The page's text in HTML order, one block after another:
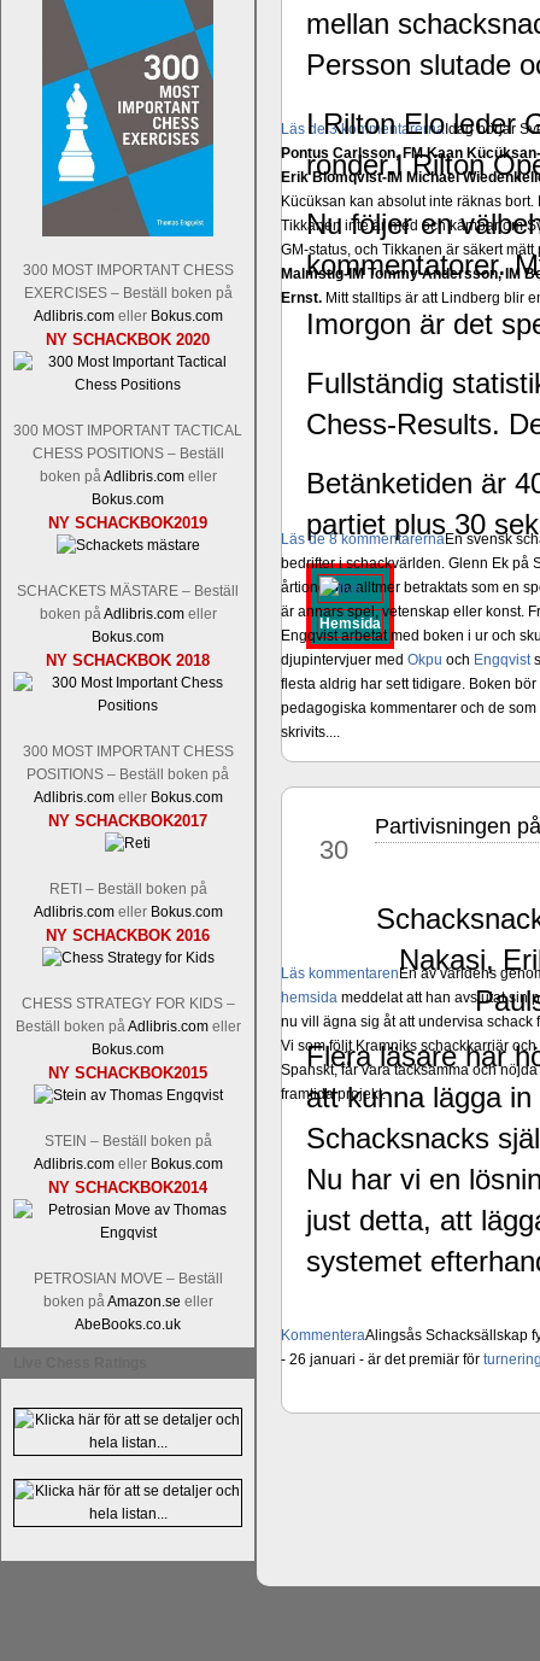
300 MOST IMPORTANT CHESS
EXERCISES – Beställ boken på
Adlibris.comeller Bokus.com
NY SCHACKBOK 2020
300 MOST IMPORTANT TACTICAL
CHESS POSITIONS – Beställ
boken påAdlibris.comeller
Bokus.com
NY SCHACKBOK2019
SCHACKETS MÄSTARE – Beställ
boken påAdlibris.comeller
Bokus.com
NY SCHACKBOK 2018
300 MOST IMPORTANT CHESS
POSITIONS – Beställ boken på
Adlibris.comeller Bokus.com
NY SCHACKBOK2017
RETI – Beställ boken på
Adlibris.comeller Bokus.com
NY SCHACKBOK 2016
CHESS STRATEGY FOR KIDS –
Beställ boken påAdlibris.comeller
Bokus.com
NY SCHACKBOK2015
STEIN – Beställ boken på
Adlibris.comeller Bokus.com
NY SCHACKBOK2014
PETROSIAN MOVE – Beställ
boken påAmazon.se eller
AbeBooks.co.uk
Läs de 3 kommentarerna Idag börjar
Pontus Carlsson, FM Kaan
Erik Blomqvist-IM Michael
Kücüksan kan absolut inte räknas
Tikkanen inte är med och kämpar om
GM-status, och Tikkanen är säkert
Malmstig-IM Tommy Andersson, IM
Ernst. Mitt stalltips är att Lindberg blir
Läs de 8 kommentarernaEn svensk
bedrifter i schackvärlden. Glenn Ek på
årtiondena alltmer betraktats som en
är annars spel, vetenskap eller konst.
Engqvist arbetat med boken i ur och
djupintervjuer med Okpu och Engqvist
flesta aldrig har sett tidigare. Boken
pedagogiska kommentarer och de
skrivits....
Läs kommentaren En av världens
hemsida meddelat att han avslutat sin
nu vill ägna sig åt att undervisa
Vi som följt Kramniks schackkarriär
Spanskt, får vara tacksamma och
framtida projekt.
KommenteraAlingsås Schacksällskap
- 26 januari - är det premiär för
mellan
Persson slutade
I Rilton Elo leder
ronder.I Rilton
Nu följer en
kommentatorer.
Imorgon är det
Fullständig
Chess-Results.
Betänketiden är
partiet plus 30
Hemsida
30
Partivisningen
Nakasi,
Flera läsare har
att kunna lägga
Schacksnacks
Nu har vi en
just detta, att
systemet